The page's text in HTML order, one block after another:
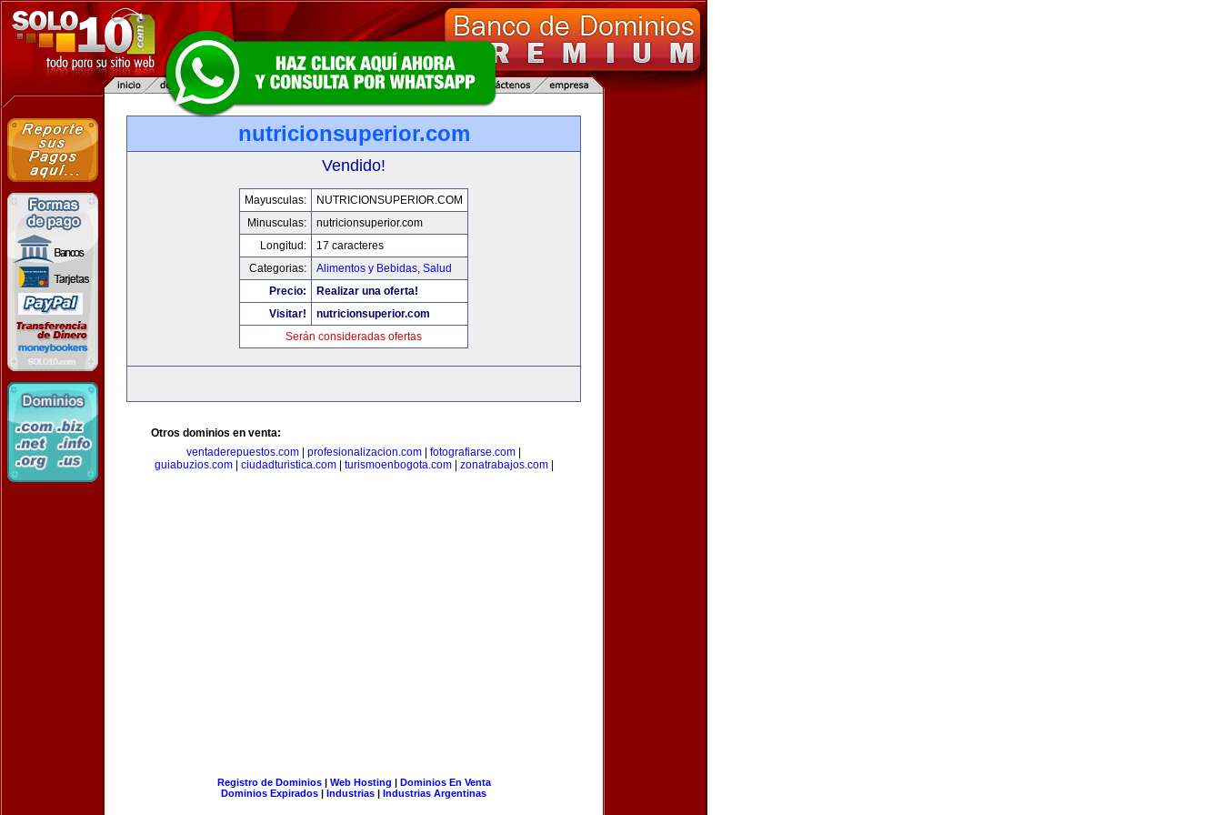
nutricionsuperior.com
Vendido!
Mayusculas:
NUTRICIONSUPERIOR.COM
Minusculas:
nutricionsuperior.com
Longitud:
17 caracteres
Categorias:
Alimentos y Bebidas, Salud
Precio:
Realizar una oferta!
Visitar!
nutricionsuperior.com
Serán consideradas ofertas
Otros dominios en venta:
ventaderepuestos.com
profesionalizacion.com fotografiarse.com
guiabuzios.com| ciudadturistica.com| turismoenbogota.com| zonatrabajos.com|
Registro de Dominios| Web Hosting | Dominios En Venta
Dominios Expirados | Industrias | Industrias Argentinas